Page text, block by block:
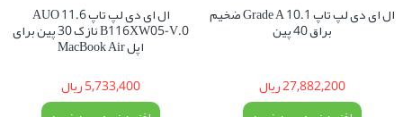
ال ای دی لپ تاپ 10.1 Grade A ضخیم
براق 40 پین
27,882,200 ریال
ال ای دی لپ تاپ 11.6 AUO
B116XW05-V.0 نازک 30 پین برای
اپل MacBook Air
5,733,400 ریال